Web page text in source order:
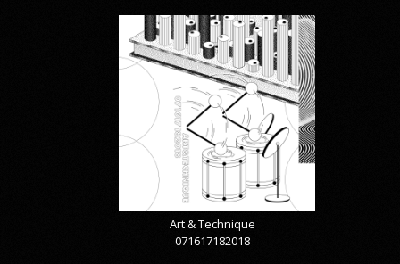
Art & Technique
071617182018